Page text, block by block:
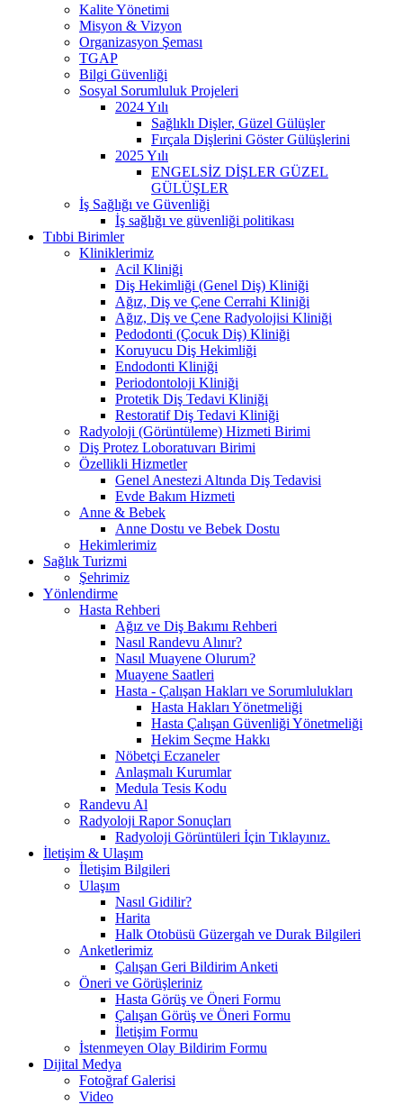
Kalite Yönetimi
Misyon & Vizyon
Organizasyon Şeması
TGAP
Bilgi Güvenliği
Sosyal Sorumluluk Projeleri
2024 Yılı
Sağlıklı Dişler, Güzel Gülüşler
Fırçala Dişlerini Göster Gülüşlerini
2025 Yılı
ENGELSİZ DİŞLER GÜZEL
GÜLÜŞLER
İş Sağlığı ve Güvenliği
İş sağlığı ve güvenliği politikası
Tıbbi Birimler
Kliniklerimiz
Acil Kliniği
Diş Hekimliği (Genel Diş) Kliniği
Ağız, Diş ve Çene Cerrahi Kliniği
Ağız, Diş ve Çene Radyolojisi Kliniği
Pedodonti (Çocuk Diş) Kliniği
Koruyucu Diş Hekimliği
Endodonti Kliniği
Periodontoloji Kliniği
Protetik Diş Tedavi Kliniği
Restoratif Diş Tedavi Kliniği
Radyoloji (Görüntüleme) Hizmeti Birimi
Diş Protez Loboratuvarı Birimi
Özellikli Hizmetler
Genel Anestezi Altında Diş Tedavisi
Evde Bakım Hizmeti
Anne & Bebek
Anne Dostu ve Bebek Dostu
Hekimlerimiz
Sağlık Turizmi
Şehrimiz
Yönlendirme
Hasta Rehberi
Ağız ve Diş Bakımı Rehberi
Nasıl Randevu Alınır?
Nasıl Muayene Olurum?
Muayene Saatleri
Hasta - Çalışan Hakları ve Sorumlulukları
Hasta Hakları Yönetmeliği
Hasta Çalışan Güvenliği Yönetmeliği
Hekim Seçme Hakkı
Nöbetçi Eczaneler
Anlaşmalı Kurumlar
Medula Tesis Kodu
Randevu Al
Radyoloji Rapor Sonuçları
Radyoloji Görüntüleri İçin Tıklayınız.
İletişim & Ulaşım
İletişim Bilgileri
Ulaşım
Nasıl Gidilir?
Harita
Halk Otobüsü Güzergah ve Durak Bilgileri
Anketlerimiz
Çalışan Geri Bildirim Anketi
Öneri ve Görüşleriniz
Hasta Görüş ve Öneri Formu
Çalışan Görüş ve Öneri Formu
İletişim Formu
İstenmeyen Olay Bildirim Formu
Dijital Medya
Fotoğraf Galerisi
Video